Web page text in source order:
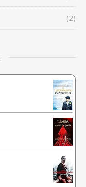
(2)